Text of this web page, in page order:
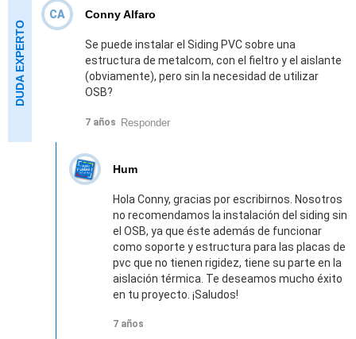
CA Conny Alfaro
Se puede instalar el Siding PVC sobre una
estructura de metalcom, con el fieltro y el aislante
(obviamente), pero sin la necesidad de utilizar
OSB?
7 años Responder
Hum
Hola Conny, gracias por escribirnos. Nosotros
no recomendamos la instalación del siding sin
el OSB, ya que éste además de funcionar
como soporte y estructura para las placas de
pvc que no tienen rigidez, tiene su parte en la
aislación térmica. Te deseamos mucho éxito
en tu proyecto. ¡Saludos!
7 años